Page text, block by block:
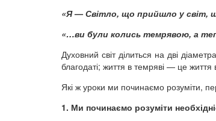
«Я— Світло, що прийшло у світ,
«…ви були колись темрявою, а
Духовний світ ділиться на дві
благодаті; життя в темряві — це життя
Які ж уроки ми починаємо розуміти,
1. Ми починаємо розуміти